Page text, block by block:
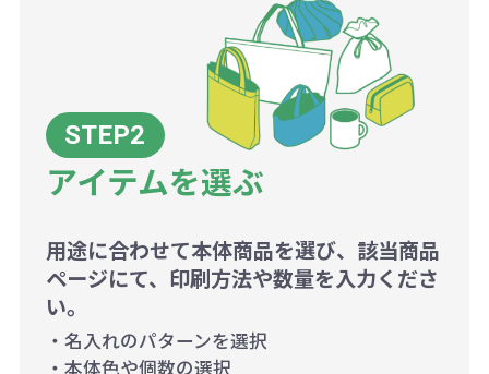
アイテムを選ぶ
用途に合わせて本体商品を選び、該当商品
ページにて、印刷方法や数量を入力くださ
い。
・名入れのパターンを選択
・本体色や個数の選択